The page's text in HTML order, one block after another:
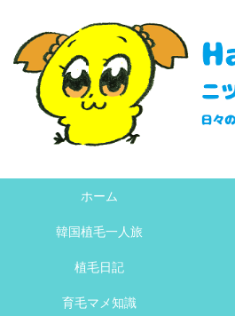
ホーム
韓国植毛一人旅
植毛日記
育毛マメ知識